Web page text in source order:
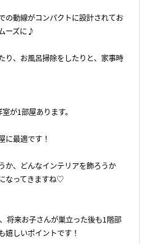
の動線がコンパクトに設計されてお
ーズに♪
り、お風呂掃除をしたりと、家事時
が1部屋あります。
に最適です！
か、どんなインテリアを飾ろうか
なってきますね♡
将来お子さんが巣立った後も1階部
嬉しいポイントです！